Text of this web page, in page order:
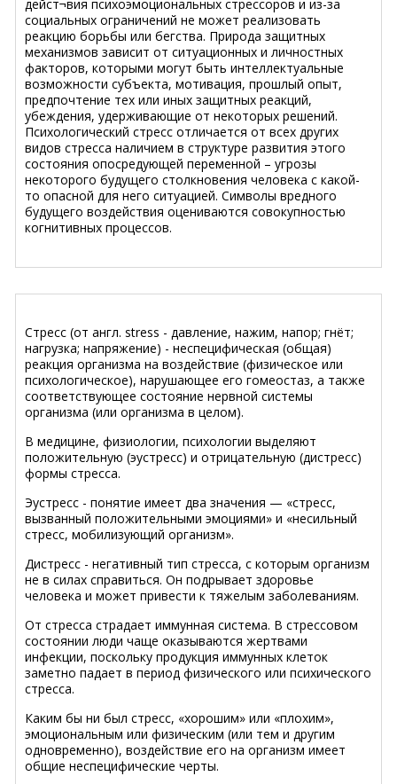
дейст¬вия психоэмоциональных стрессоров и из-за
социальных ограничений не может реализовать
реакцию борьбы или бегства. Природа защитных
механизмов зависит от ситуационных и личностных
факторов, которыми могут быть интеллектуальные
возможности субъекта, мотивация, прошлый опыт,
предпочтение тех или иных защитных реакций,
убеждения, удерживающие от некоторых решений.
Психологический стресс отличается от всех других
видов стресса наличием в структуре развития этого
состояния опосредующей переменной – угрозы
некоторого будущего столкновения человека с какой-
то опасной для него ситуацией. Символы вредного
будущего воздействия оцениваются совокупностью
когнитивных процессов.
Стресс (от англ. stress - давление, нажим, напор; гнёт;
нагрузка; напряжение) - неспецифическая (общая)
реакция организма на воздействие (физическое или
психологическое), нарушающее его гомеостаз, а также
соответствующее состояние нервной системы
организма (или организма в целом).
В медицине, физиологии, психологии выделяют
положительную (эустресс) и отрицательную (дистресс)
формы стресса.
Эустресс - понятие имеет два значения — «стресс,
вызванный положительными эмоциями» и «несильный
стресс, мобилизующий организм».
Дистресс - негативный тип стресса, с которым организм
не в силах справиться. Он подрывает здоровье
человека и может привести к тяжелым заболеваниям.
От стресса страдает иммунная система. В стрессовом
состоянии люди чаще оказываются жертвами
инфекции, поскольку продукция иммунных клеток
заметно падает в период физического или психического
стресса.
Каким бы ни был стресс, «хорошим» или «плохим»,
эмоциональным или физическим (или тем и другим
одновременно), воздействие его на организм имеет
общие неспецифические черты.